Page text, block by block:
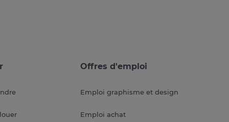
Offres d'emploi
Emploi graphisme et design
Emploi achat